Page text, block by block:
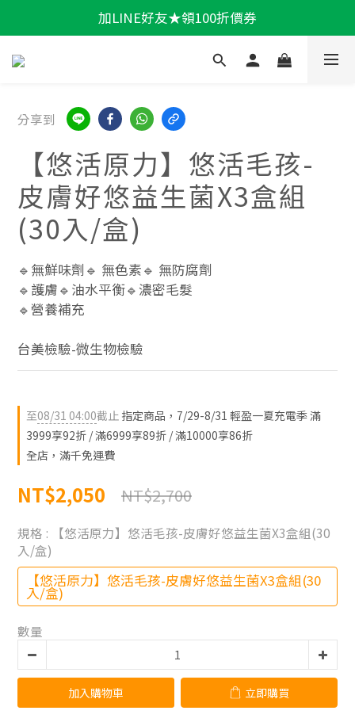
輕盈一夏★滿額86折
加LINE好友★領100折價券
輕盈一夏★滿額86折
分享到
【悠活原力】悠活毛孩-
皮膚好悠益生菌X3盒組
(30入/盒)
🔹無鮮味劑🔹 無色素🔹 無防腐劑
🔹護膚🔹油水平衡🔹濃密毛髮
🔹營養補充
台美檢驗-微生物檢驗
至08/31 04:00截止 指定商品，7/29-8/31 輕盈一夏充電季 滿
3999享92折 / 滿6999享89折 / 滿10000享86折
全店，滿千免運費
NT$2,050 NT$2,700
規格 : 【悠活原力】悠活毛孩-皮膚好悠益生菌X3盒組(30
入/盒)
【悠活原力】悠活毛孩-皮膚好悠益生菌X3盒組(30
入/盒)
數量
加入購物車 立即購買